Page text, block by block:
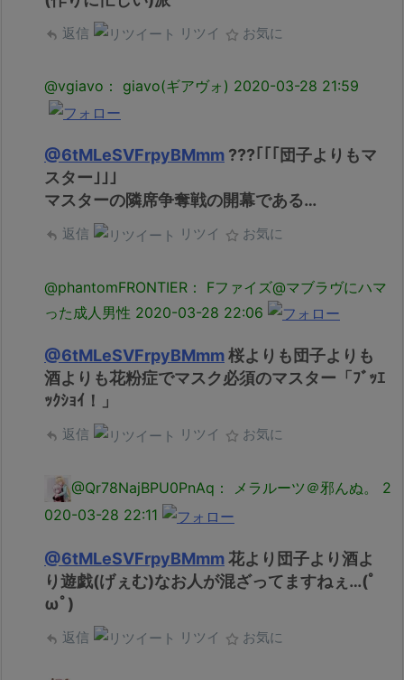
返信 リツイ お気に
@vgiavo： giavo(ギアヴォ) 2020-03-28 21:59
@6tMLeSVFrpyBMmm ???｢｢｢団子よりもマ
スター｣｣｣
マスターの隣席争奪戦の開幕である…
返信 リツイ お気に
@phantomFRONTIER： Fファイズ@マブラヴにハマ
った成人男性 2020-03-28 22:06
@6tMLeSVFrpyBMmm桜よりも団子よりも
酒よりも花粉症でマスク必須のマスター「ﾌﾞｯｴ
ｯｸｼｮｲ！」
返信 リツイ お気に
@Qr78NajBPU0PnAq： メラルーツ＠邪んぬ。
2
020-03-28 22:11
@6tMLeSVFrpyBMmm花より団子より酒よ
り遊戯(げぇむ)なお人が混ざってますねぇ…(ﾟ
ωﾟ)
返信 リツイ お気に